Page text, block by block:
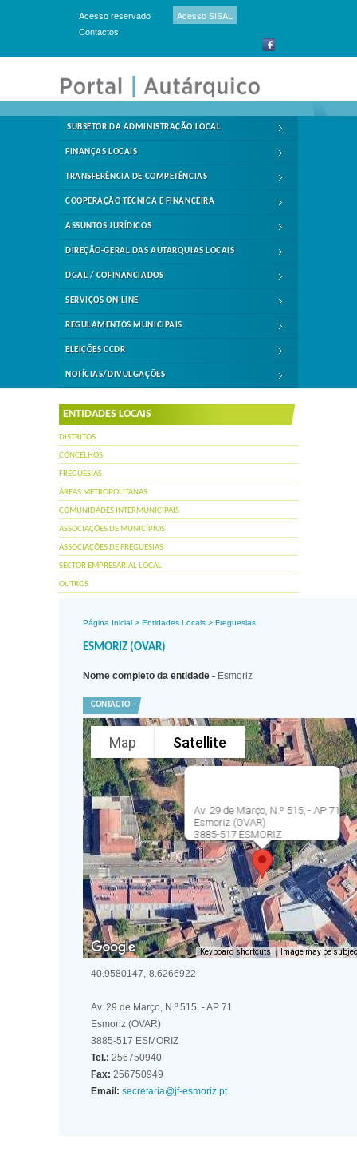
Acesso reservado
Acesso SISAL
Contactos
SUBSETOR DA ADMINISTRAÇÃO LOCAL
FINANÇAS LOCAIS
TRANSFERÊNCIA DE COMPETÊNCIAS
COOPERAÇÃO TÉCNICA E FINANCEIRA
ASSUNTOS JURÍDICOS
DIREÇÃO-GERAL DAS AUTARQUIAS LOCAIS
DGAL / COFINANCIADOS
SERVIÇOS ON-LINE
REGULAMENTOS MUNICIPAIS
ELEIÇÕES CCDR
NOTÍCIAS/DIVULGAÇÕES
ENTIDADES LOCAIS
DISTRITOS
CONCELHOS
FREGUESIAS
ÁREAS METROPOLITANAS
COMUNIDADES INTERMUNICIPAIS
ASSOCIAÇÕES DE MUNICÍPIOS
ASSOCIAÇÕES DE FREGUESIAS
SECTOR EMPRESARIAL LOCAL
OUTROS
Página Inicial > Entidades Locais > Freguesias
ESMORIZ (OVAR)
Nome completo da entidade - Esmoriz
CONTACTO
Av. 29 de Março, N.º 515, - AP 71
Esmoriz (OVAR)
3885-517 ESMORIZ
Map Satellite
Keyboard shortcuts Image may be
40.9580147,-8.6266922
Av. 29 de Março, N.º 515, - AP 71
Esmoriz (OVAR)
3885-517 ESMORIZ
Tel.: 256750940
Fax: 256750949
Email: secretaria@jf-esmoriz.pt